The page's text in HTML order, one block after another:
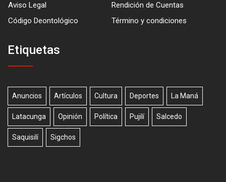
Aviso Legal
Rendición de Cuentas
Código Deontológico
Término y condiciones
Etiquetas
Anuncios Artículos Cultura Deportes La Maná
Latacunga Opinión Política Pujilí Salcedo
Saquisilí Sigchos